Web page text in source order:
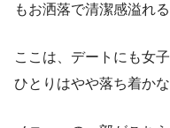
もお洒落で清潔感溢れる
ここは、デートにも女
ひとりはやや落ち着か